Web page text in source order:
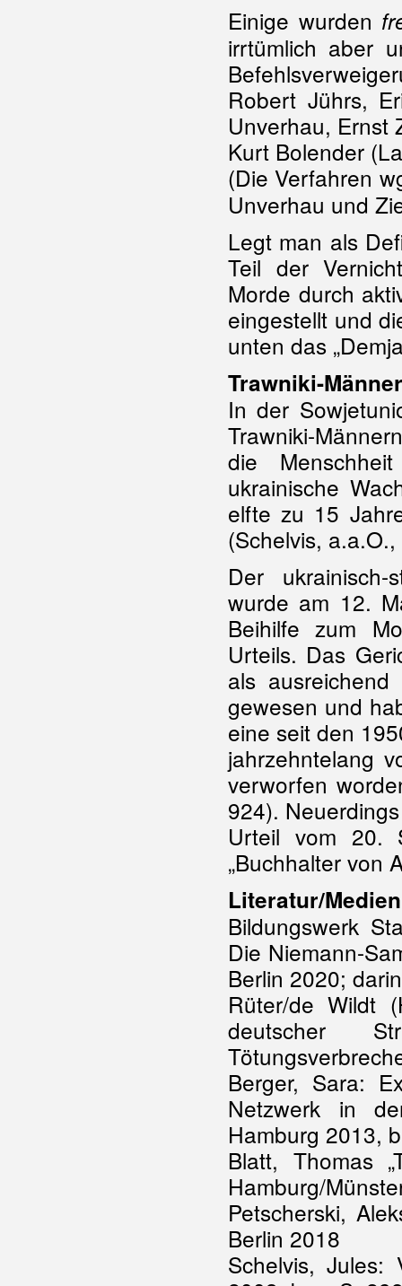
Einige wurden
irrtümlich aber
Robert Jührs,
Unverhau, Ernst
Kurt Bolender
(Die Verfahren
Unverhau und
Legt man als
Teil der
Morde durch
eingestellt und
unten das
Trawniki-Männer
In der
Trawniki-
die
ukrainische
elfte zu 15
(Schelvis,
Der ukrainisch-
wurde am 12.
Beihilfe zum
Urteils. Das
als
gewesen und
eine seit den
jahrzehntelang
verworfen
924).
Urteil vom 20.
„Buchhalter von
Literatur/Medien
Bildungswerk
Die Niemann-
Berlin 2020;
Rüter/de Wildt
deutscher
Berger, Sara:
Netzwerk in
Hamburg 2013,
Blatt, Thomas
Hamburg/
Petscherski,
Berlin 2018
Schelvis, Jules: